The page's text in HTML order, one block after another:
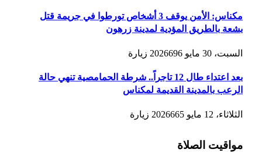
مكناس: الأمن يوقف 3 أشخاص تورطوا في جريمة قتل
بشعة بالطريق المؤدية لمدينة زرهون
السبت، 30 مايو 2026 696 زيارة
بعد اعتداء طال 12 تاجراً.. شرطة الحمامصية تنهي حالة
الرعب بالمدينة القديمة لمكناس
الثلاثاء، 12 مايو 2026 665 زيارة
مواقيت الصلاة